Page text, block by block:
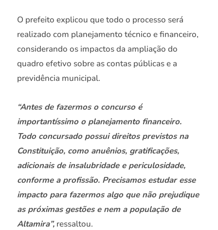
O prefeito explicou que todo o processo será
realizado com planejamento técnico e financeiro,
considerando os impactos da ampliação do
quadro efetivo sobre as contas públicas e a
previdência municipal.
“Antes de fazermos o concurso é
importantíssimo o planejamento financeiro.
Todo concursado possui direitos previstos na
Constituição, como anuênios, gratificações,
adicionais de insalubridade e periculosidade,
conforme a profissão. Precisamos estudar esse
impacto para fazermos algo que não prejudique
as próximas gestões e nem a população de
Altamira”, ressaltou.